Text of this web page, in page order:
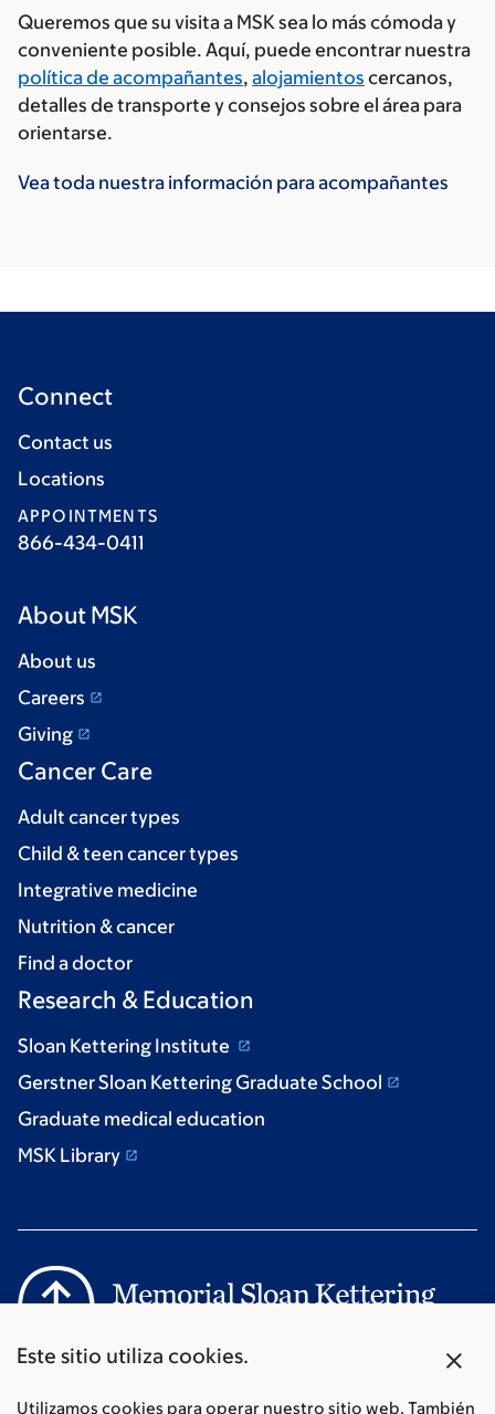
Este sitio utiliza cookies.
X
Utilizamos cookies para operar nuestro sitio web. También
Queremos que su visita a MSK sea lo más cómoda y
conveniente posible. Aquí, puede encontrar nuestra
política de acompañantes, alojamientos cercanos,
detalles de transporte y consejos sobre el área para
orientarse.
Vea toda nuestra información para acompañantes
Connect
Contact us
Locations
APPOINTMENTS
866-434-0411
About MSK
About us
Careers
Giving
Cancer Care
Adult cancer types
Child & teen cancer types
Integrative medicine
Nutrition & cancer
Find a doctor
Research & Education
Sloan Kettering Institute
Gerstner Sloan Kettering Graduate School
Graduate medical education
MSK Library
Cookie preferences